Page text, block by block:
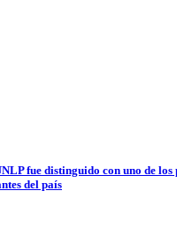
fue distinguido con uno de los
del país